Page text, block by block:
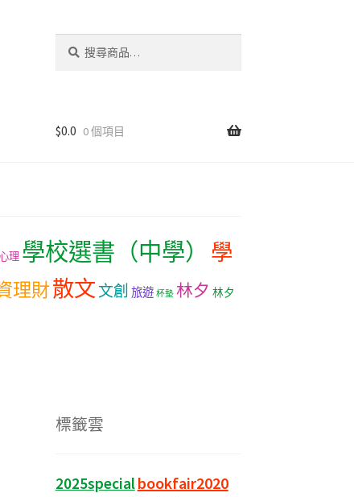
$0.0 0 個項目
理 學校選書（中學）
學
理財散文 文創 旅遊 杯墊 林夕 林夕
標籤雲
2025specialbookfair2020